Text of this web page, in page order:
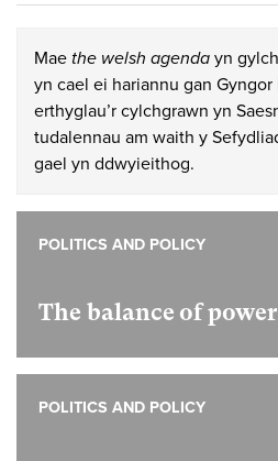
Mae the welsh agenda yn
yn cael ei hariannu gan
erthyglau’r cylchgrawn yn
tudalennau am waith y
gael yn ddwyieithog.
The balance of power
POLITICS AND POLICY
POLITICS AND POLICY